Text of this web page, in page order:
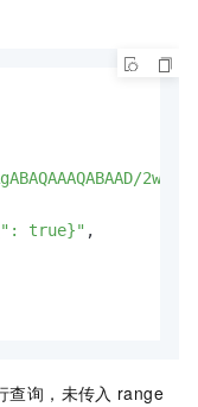
true}" ,
查询，未传入 range